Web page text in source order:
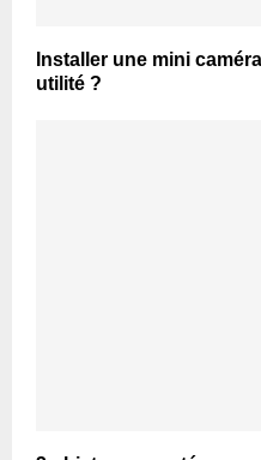
Installer une mini
utilité ?